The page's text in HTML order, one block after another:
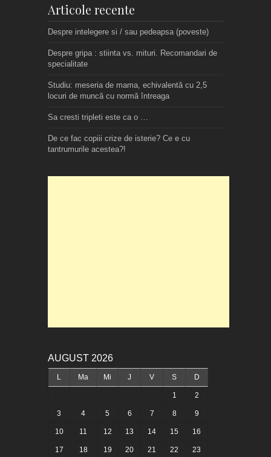
Articole recente
Despre intelegere si / sau pedeapsa (poveste)
Despre gripa : stiinta vs. mituri. Recomandari de
specialitate
Studiu: meseria de mama, echivalentă cu 2,5
locuri de muncă cu normă întreaga
Sa cresti tripleti este ca o …
De ce fac copiii crize de isterie? Ce e cu
tantrumurile acestea?!
AUGUST 2026
L Ma Mi J V S D
1 2
3 4 5 6 7 8 9
10 11 12 13 14 15 16
17 18 19 20 21 22 23